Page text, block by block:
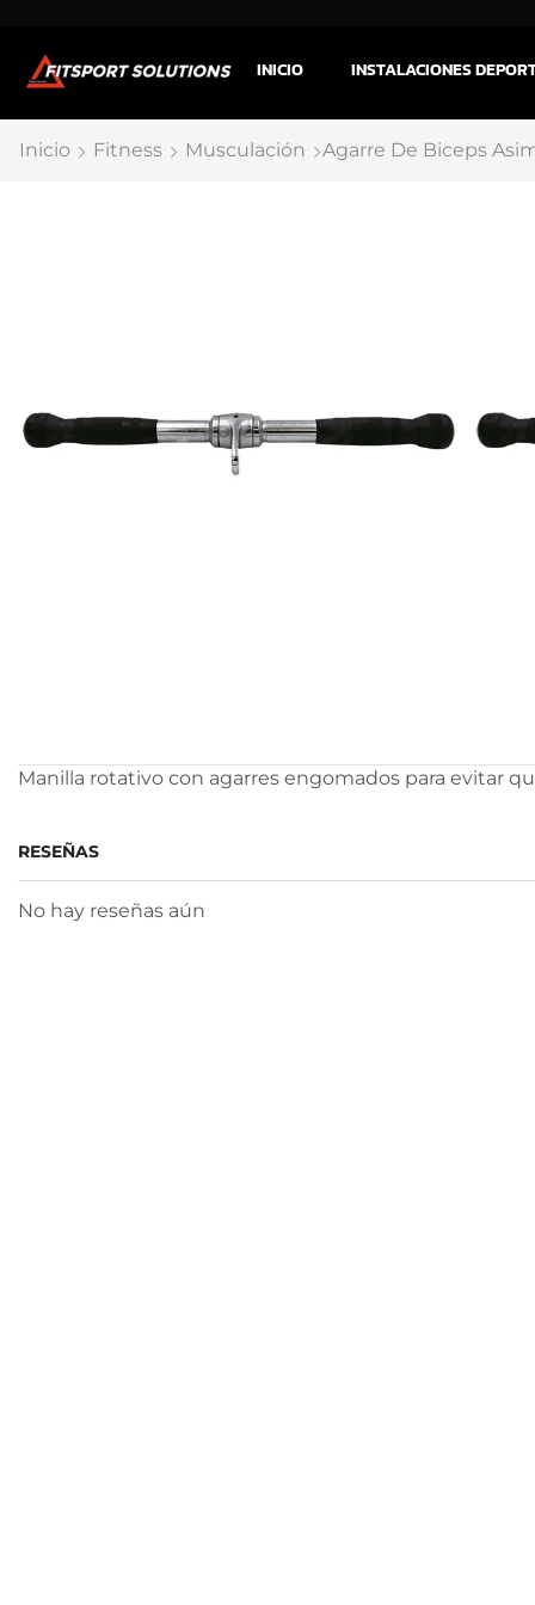
INICIO INSTALACIONES
Inicio Fitness Musculación Agarre De Biceps
Manilla rotativo con agarres engomados para evitar
RESEÑAS
No hay reseñas aún